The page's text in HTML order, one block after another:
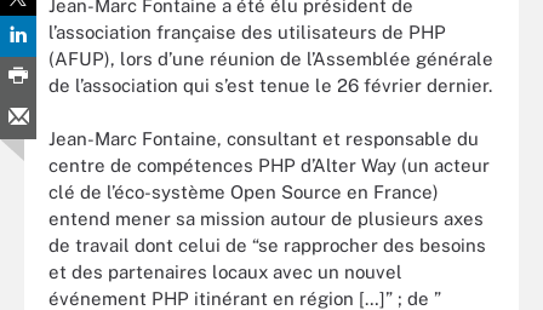
Jean-Marc Fontaine a été élu président de
l’association française des utilisateurs de PHP
(AFUP), lors d’une réunion de l’Assemblée générale
de l’association qui s’est tenue le 26 février dernier.
Jean-Marc Fontaine, consultant et responsable du
centre de compétences PHP d’Alter Way (un acteur
clé de l’éco-système Open Source en France)
entend mener sa mission autour de plusieurs axes
de travail dont celui de “se rapprocher des besoins
et des partenaires locaux avec un nouvel
événement PHP itinérant en région […]” ; de ”